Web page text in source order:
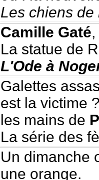
Les chiens de
Camille Gaté
La statue de
L'Ode à
Galettes
est la victime
les mains de
La série des
Un dimanche
une orange.